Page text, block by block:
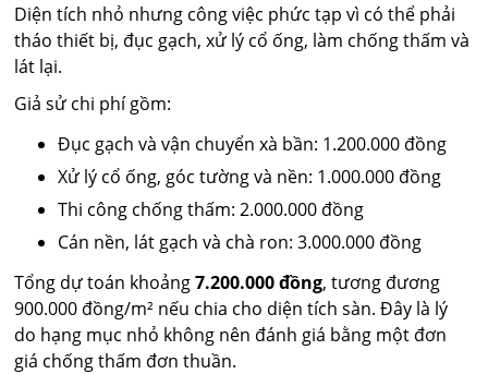
Diện tích nhỏ nhưng công việc phức tạp vì có thể phải
tháo thiết bị, đục gạch, xử lý cổ ống, làm chống thấm và
lát lại.
Giả sử chi phí gồm:
Đục gạch và vận chuyển xà bần: 1.200.000 đồng
Xử lý cổ ống, góc tường và nền: 1.000.000 đồng
Thi công chống thấm: 2.000.000 đồng
Cán nền, lát gạch và chà ron: 3.000.000 đồng
Tổng dự toán khoảng7.200.000 đồng, tương đương
900.000 đồng/m² nếu chia cho diện tích sàn. Đây là lý
do hạng mục nhỏ không nên đánh giá bằng một đơn
giá chống thấm đơn thuần.